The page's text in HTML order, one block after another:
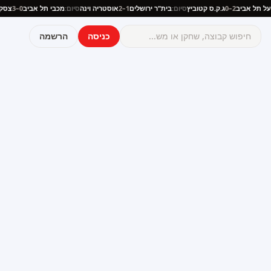
תל אביב2–0 ג.ק.ס קטוביץסיום:בית"ר ירושלים1–2 אוסטריה וינהסיום:מכבי תל אביב0–3
כניסה הרשמה